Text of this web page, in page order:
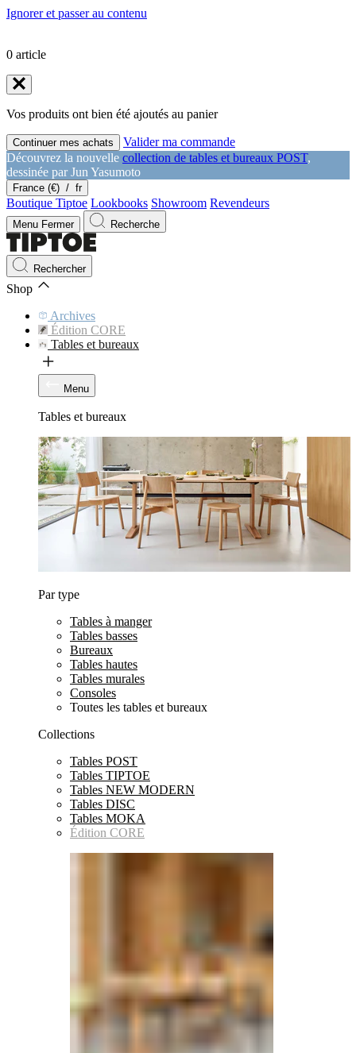
Ignorer et passer au contenu
0 article
Vos produits ont bien été ajoutés au panier
Continuer mes achats
Valider ma commande
Découvrez la nouvelle collection de tables et bureaux POST,
dessinée par Jun Yasumoto
France (€) / fr
Boutique Tiptoe Lookbooks Showroom Revendeurs
Menu Fermer Recherche
Rechercher
Shop
Archives
Édition CORE
Tables et bureaux
Menu
Tables et bureaux
Par type
Tables à manger
Tables basses
Bureaux
Tables hautes
Tables murales
Consoles
Toutes les tables et bureaux
Collections
Tables POST
Tables TIPTOE
Tables NEW MODERN
Tables DISC
Tables MOKA
Édition CORE